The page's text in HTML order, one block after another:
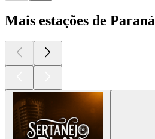
Mais estações de Paraná